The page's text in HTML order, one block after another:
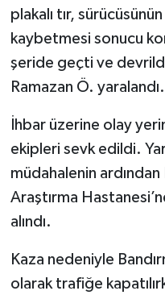
plakalı tır,
kaybetmesi sonucu
şeride geçti ve
Ramazan Ö. yaralandı.
İhbar üzerine olay
ekipleri sevk edildi.
müdahalenin
Araştırma
alındı.
Kaza nedeniyle
olarak trafiğe